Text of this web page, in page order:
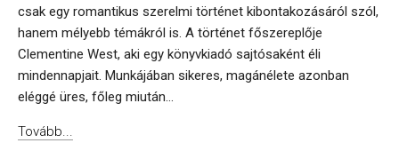
csak egy romantikus szerelmi történet kibontakozásáról szól,
hanem mélyebb témákról is. A történet főszereplője
Clementine West, aki egy könyvkiadó sajtósaként éli
mindennapjait. Munkájában sikeres, magánélete azonban
eléggé üres, főleg miután...
Tovább...